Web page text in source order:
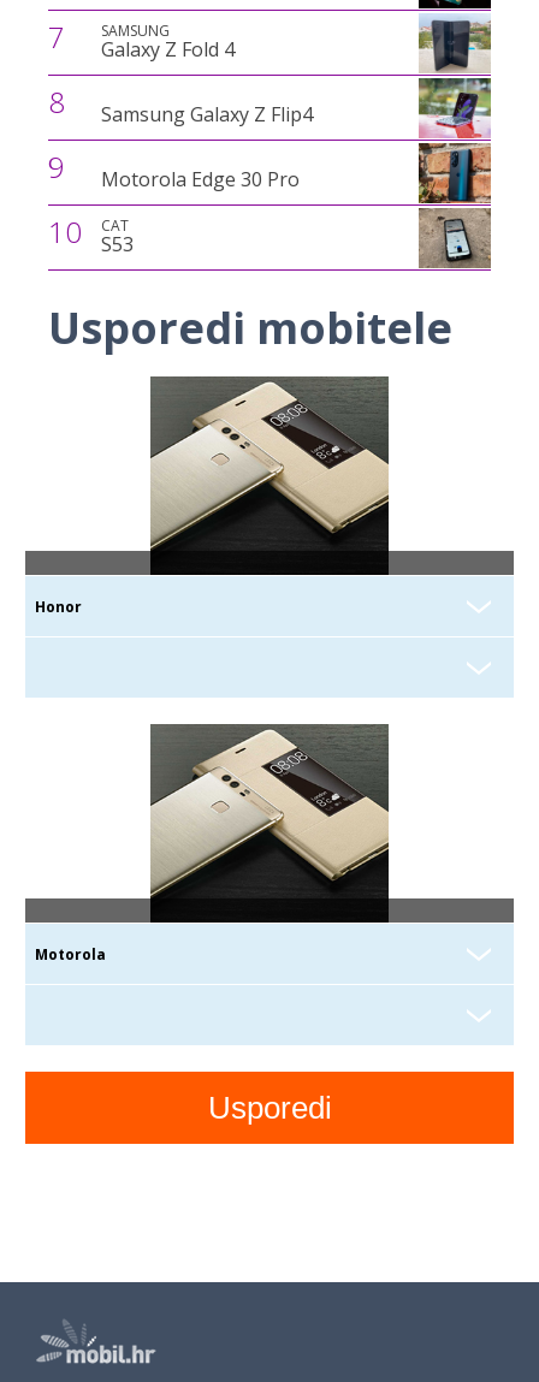
7 SAMSUNG
Galaxy Z Fold 4
8 Samsung Galaxy Z Flip4
9 Motorola Edge 30 Pro
10 CAT
S53
Usporedi mobitele